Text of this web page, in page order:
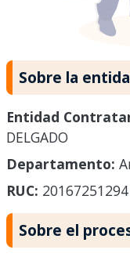
Sobre la
Entidad
DELGADO
Departamento:
RUC: 20167251294
Sobre el